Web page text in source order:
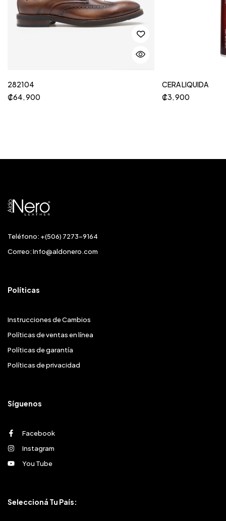
282104
₡64, 900
CERA LIQUIDA
₡3, 900
Teléfono: +(506) 7273-9164
Correo:Info@aldonero.com
Políticas
Instrucciones de Cambios
Políticas de ventas en línea
Políticas de garantía
Políticas de privacidad
Síguenos
Facebook
Instagram
You Tube
Seleccioná Tu País: